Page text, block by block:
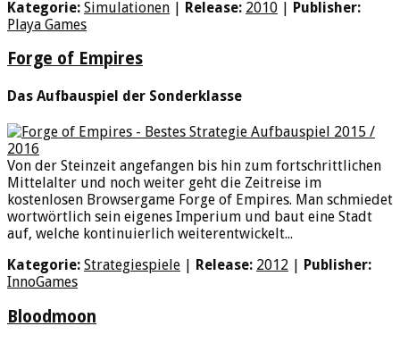
Kategorie: Simulationen | Release: 2010 | Publisher:
Playa Games
Forge of Empires
Das Aufbauspiel der Sonderklasse
Von der Steinzeit angefangen bis hin zum fortschrittlichen
Mittelalter und noch weiter geht die Zeitreise im
kostenlosen Browsergame Forge of Empires. Man schmiedet
wortwörtlich sein eigenes Imperium und baut eine Stadt
auf, welche kontinuierlich weiterentwickelt...
Kategorie: Strategiespiele | Release: 2012 | Publisher:
InnoGames
Bloodmoon